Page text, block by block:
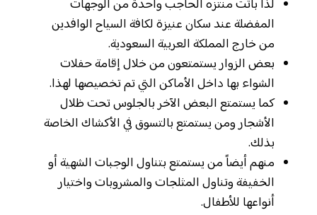
لذا باتت منتزه الحاجب واحدة من الوجهات
المفضلة عند سكان عنيزة لكافة السياح الوافدين
من خارج المملكة العربية السعودية.
بعض الزوار يستمتعون من خلال إقامة حفلات
الشواء بها داخل الأماكن التي تم تخصيصها لهذا.
كما يستمتع البعض الآخر بالجلوس تحت ظلال
الأشجار ومن يستمتع بالتسوق في الأكشاك الخاصة
بذلك.
منهم أيضاً من يستمتع بتناول الوجبات الشهية أو
الخفيفة وتناول المثلجات والمشروبات واختيار
أنواعها للأطفال.